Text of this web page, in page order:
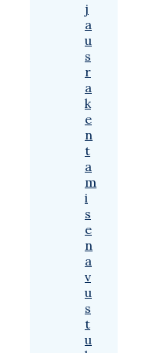
j
a
u
s
r
a
k
e
n
t
a
m
i
s
e
n
a
v
u
s
t
u